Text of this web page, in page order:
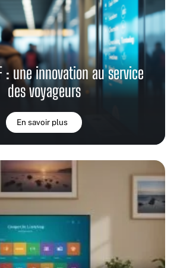
: une innovation au service
des voyageurs
En savoir plus